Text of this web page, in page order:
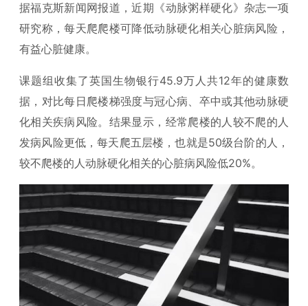
据福克斯新闻网报道，近期《动脉粥样硬化》杂志一项
研究称，每天爬爬楼可降低动脉硬化相关心脏病风险，
有益心脏健康。
课题组收集了英国生物银行45.9万人共12年的健康数
据，对比每日爬楼梯强度与冠心病、卒中或其他动脉硬
化相关疾病风险。结果显示，经常爬楼的人较不爬的人
发病风险更低，每天爬五层楼，也就是50级台阶的人，
较不爬楼的人动脉硬化相关的心脏病风险低20%。